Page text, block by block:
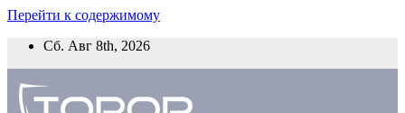
Перейти к содержимому
Сб. Авг 8th, 2026